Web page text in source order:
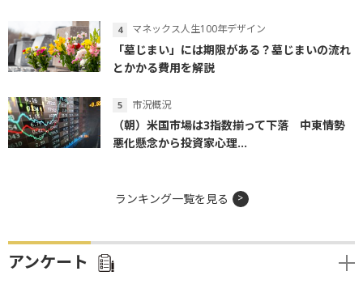
マネックス人生100年デザイン
「墓じまい」には期限がある？墓じまいの流れ
とかかる費用を解説
市況概況
（朝）米国市場は3指数揃って下落 中東情勢
悪化懸念から投資家心理...
ランキング一覧を見る
アンケート